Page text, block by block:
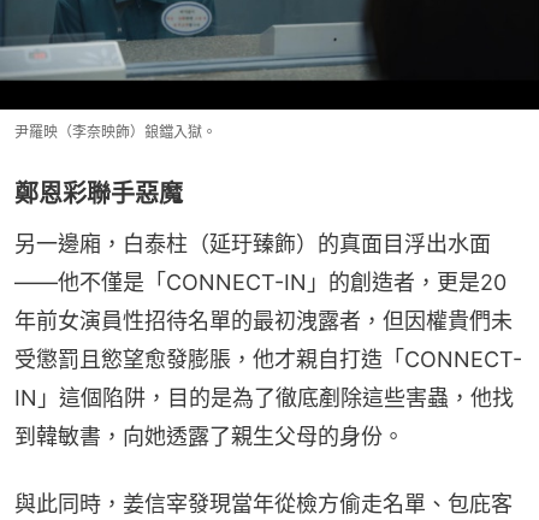
尹羅映（李奈映飾）鋃鐺入獄。
鄭恩彩聯手惡魔
另一邊廂，白泰柱（延玗臻飾）的真面目浮出水面
——他不僅是「CONNECT-IN」的創造者，更是20
年前女演員性招待名單的最初洩露者，但因權貴們未
受懲罰且慾望愈發膨脹，他才親自打造「CONNECT-
IN」這個陷阱，目的是為了徹底剷除這些害蟲，他找
到韓敏書，向她透露了親生父母的身份。
與此同時，姜信宰發現當年從檢方偷走名單、包庇客